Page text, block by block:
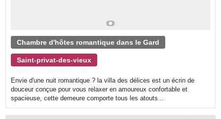
Chambre d'hôtes romantique dans le Gard
Saint-privat-des-vieux
Envie d'une nuit romantique ? la villa des délices est un écrin de
douceur conçue pour vous relaxer en amoureux confortable et
spacieuse, cette demeure comporte tous les atouts...